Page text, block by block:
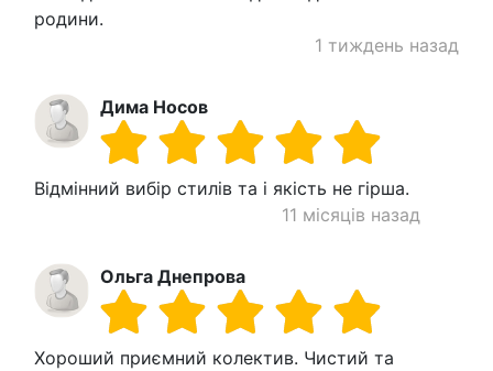
родини.
1 тиждень назад
Дима Носов
Відмінний вибір стилів та і якість не гірша.
11 місяців назад
Ольга Днепрова
Хороший приємний колектив. Чистий та